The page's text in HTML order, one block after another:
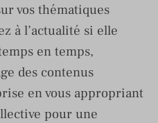
vos thématiques
à l’actualité si elle
en temps,
des contenus
en vous appropriant
pour une